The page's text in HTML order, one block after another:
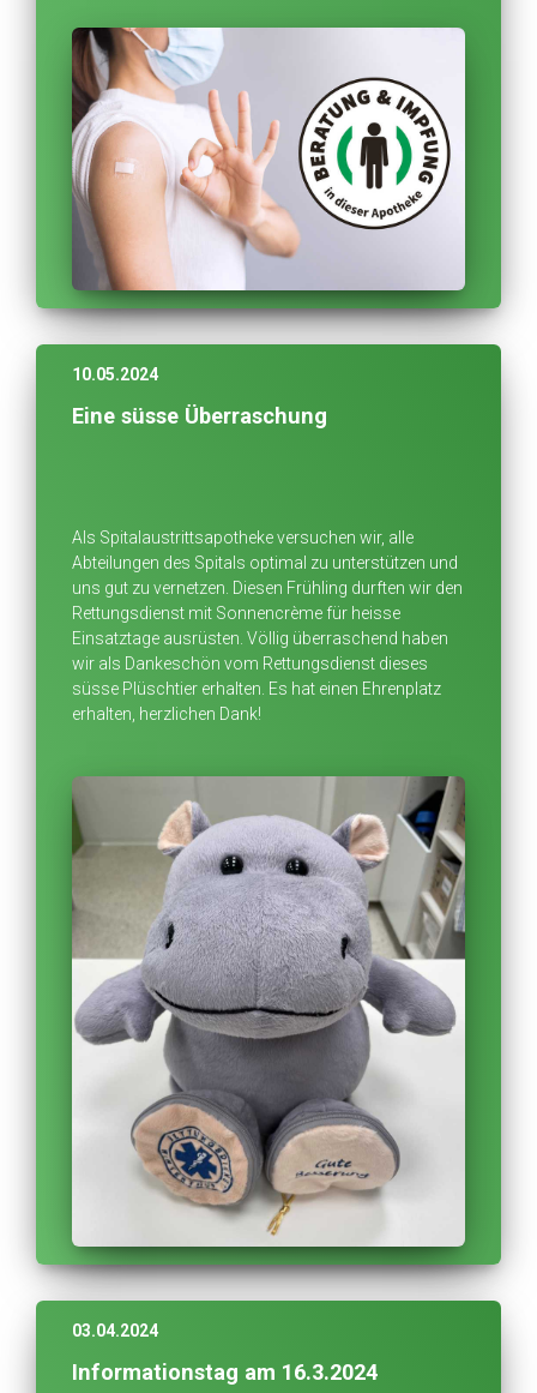
10.05.2024
Eine süsse Überraschung
Als Spitalaustrittsapotheke versuchen wir, alle
Abteilungen des Spitals optimal zu unterstützen und
uns gut zu vernetzen. Diesen Frühling durften wir den
Rettungsdienst mit Sonnencrème für heisse
Einsatztage ausrüsten. Völlig überraschend haben
wir als Dankeschön vom Rettungsdienst dieses
süsse Plüschtier erhalten. Es hat einen Ehrenplatz
erhalten, herzlichen Dank!
03.04.2024
Informationstag am 16.3.2024